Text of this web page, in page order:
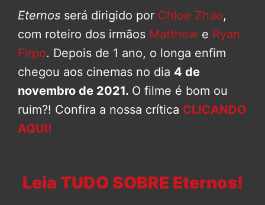
Eternos será dirigido por Chloe Zhao,
com roteiro dos irmãos Matthew e Ryan
Firpo. Depois de 1 ano, o longa enfim
chegou aos cinemas no dia 4 de
novembro de 2021. O filme é bom ou
ruim?! Confira a nossa crítica CLICANDO
AQUI!
Leia TUDO SOBRE Eternos!